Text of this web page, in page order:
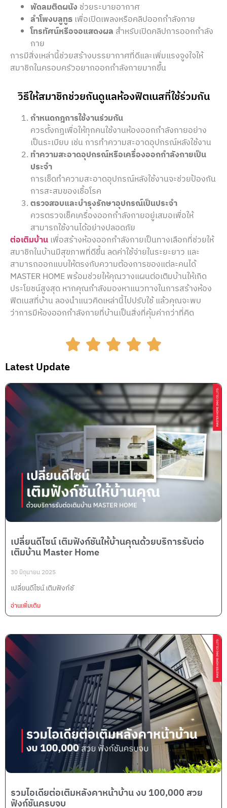
พัดลมติดผนัง ช่วยระบายอากาศ
ลำโพงบลูทูธ เพื่อเปิดเพลงหรือคลิปออกกำลังกาย
โทรทัศน์หรือจอแสดงผล สำหรับเปิดคลิปการออกกำลัง
กาย
การมีสิ่งเหล่านี้ช่วยสร้างบรรยากาศที่ดีและเพิ่มแรงจูงใจให้
สมาชิกในครอบครัวอยากออกกำลังกายมากขึ้น
วิธีให้สมาชิกช่วยกันดูแลห้องฟิตเนสที่ใช้ร่วมกัน
กำหนดกฎการใช้งานร่วมกัน
ควรตั้งกฎเพื่อให้ทุกคนใช้งานห้องออกกำลังกายอย่าง
เป็นระเบียบ เช่น การทำความสะอาดอุปกรณ์หลังใช้งาน
ทำความสะอาดอุปกรณ์หรือเครื่องออกกำลังกายเป็น
ประจำ
การเช็ดทำความสะอาดอุปกรณ์หลังใช้งานจะช่วยป้องกัน
การสะสมของเชื้อโรค
ตรวจสอบและบำรุงรักษาอุปกรณ์เป็นประจำ
ควรตรวจเช็คเครื่องออกกำลังกายอยู่เสมอเพื่อให้
สามารถใช้งานได้อย่างปลอดภัย
ต่อเติมบ้าน เพื่อสร้างห้องออกกำลังกายเป็นทางเลือกที่ช่วยให้
สมาชิกในบ้านมีสุขภาพที่ดีขึ้น ลดค่าใช้จ่ายในระยะยาว และ
สามารถออกแบบให้ตรงกับความต้องการของแต่ละคนได้
MASTER HOME พร้อมช่วยให้คุณวางแผนต่อเติมบ้านให้เกิด
ประโยชน์สูงสุด หากคุณกำลังมองหาแนวทางในการสร้างห้อง
ฟิตเนสที่บ้าน ลองนำแนวคิดเหล่านี้ไปปรับใช้ แล้วคุณจะพบ
ว่าการมีห้องออกกำลังกายที่บ้านเป็นสิ่งที่คุ้มค่ากว่าที่คิด
Latest Update
เปลี่ยนดีไซน์ เติมฟังก์ชันให้บ้านคุณด้วยบริการรับต่อ
เติมบ้าน Master Home
30 มิถุนายน 2025
เปลี่ยนดีไซน์ เติมฟังก์ชั
อ่านเพิ่มเติม
รวมไอเดียต่อเติมหลังคาหน้าบ้าน งบ 100,000 สวย
ฟังก์ชันครบจบ